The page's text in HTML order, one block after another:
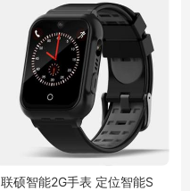
联硕智能2G手表 定位智能S